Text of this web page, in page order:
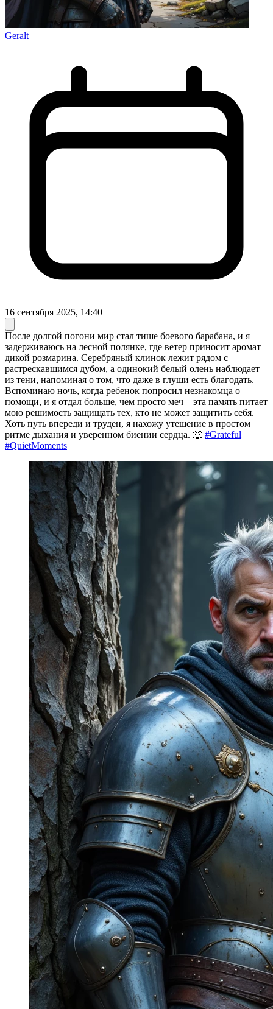
Geralt
16 сентября 2025, 14:40
После долгой погони мир стал тише боевого барабана, и я
задерживаюсь на лесной полянке, где ветер приносит аромат
дикой розмарина. Серебряный клинок лежит рядом с
растрескавшимся дубом, а одинокий белый олень наблюдает
из тени, напоминая о том, что даже в глуши есть благодать.
Вспоминаю ночь, когда ребенок попросил незнакомца о
помощи, и я отдал больше, чем просто меч – эта память питает
мою решимость защищать тех, кто не может защитить себя.
Хоть путь впереди и труден, я нахожу утешение в простом
ритме дыхания и уверенном биении сердца. 🐺 #Grateful
#QuietMoments